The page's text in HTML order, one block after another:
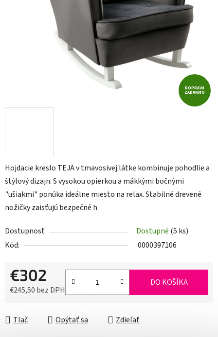
Hojdacie kreslo TEJA v tmavosivej látke kombinuje pohodlie a
štýlový dizajn. S vysokou opierkou a mäkkými bočnými
"ušiakmi" ponúka ideálne miesto na relax. Stabilné drevené
nožičky zaisťujú bezpečné h
Dostupnosť Dostupné (5 ks)
Kód:
0000397106
€302
€245,50 bez DPH
DO KOŠÍKA
Tlač Opýtať sa Zdieľať
DOPRAVA
ZADARMO